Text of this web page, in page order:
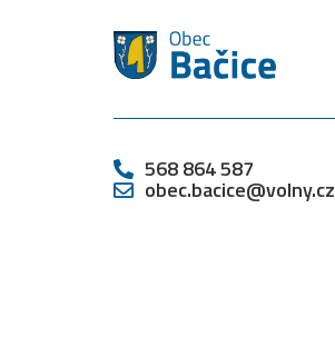
568 864 587
obec.bacice@volny.cz